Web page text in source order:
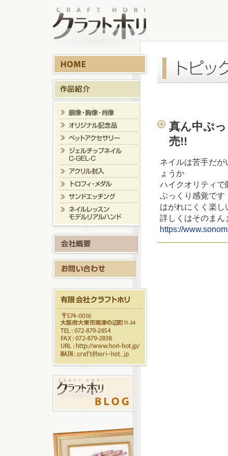
真ん中ぷ
売!!
ネイルは苦手だ
ょうか
ハイクオリティ
ぷっくり感覚です
はがれにくく楽
詳しくはそのまん
https://